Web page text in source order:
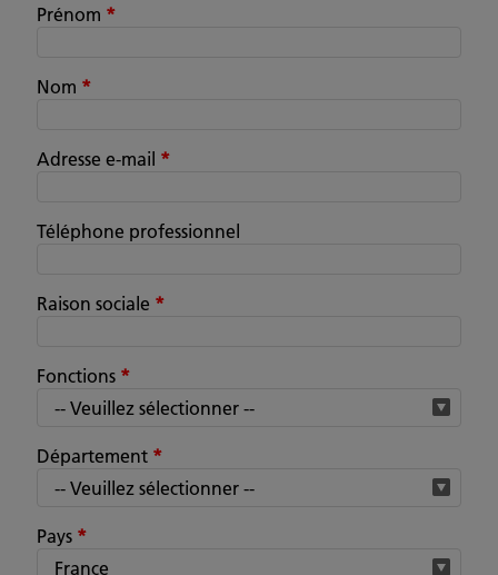
Prénom *
Nom *
Adresse e-mail *
Téléphone professionnel
Raison sociale *
Fonctions *
Département *
Pays *